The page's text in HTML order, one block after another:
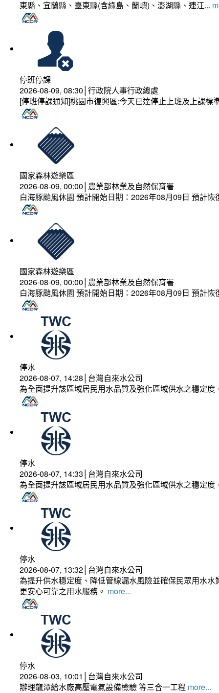
東縣、宜蘭縣、臺東縣(含綠島、蘭嶼)、澎湖縣、連江...
停班停課
2026-08-09, 08:30│行政院人事行政總處
[停班停課通知]桃園市復興區:今天已達停止上班及上課
國家森林遊樂區
2026-08-09, 00:00│農業部林業及自然保育署
白海豚颱風休園 預計開始日期：2026年08月09日 預計
國家森林遊樂區
2026-08-09, 00:00│農業部林業及自然保育署
白海豚颱風休園 預計開始日期：2026年08月09日 預計
停水
2026-08-07, 14:28│台灣自來水公司
為全面提升該區域居民用水品質及強化區域供水之穩定
停水
2026-08-07, 14:33│台灣自來水公司
為全面提升該區域居民用水品質及強化區域供水之穩定
停水
2026-08-07, 13:32│台灣自來水公司
為提升供水穩定度、降低管線漏水風險並確保民眾用水
更安心可靠之用水服務。 more...
停水
2026-08-03, 10:01│台灣自來水公司
辦理龍潭給水廠高壓電氣設備檢驗 等三合一工程 more...